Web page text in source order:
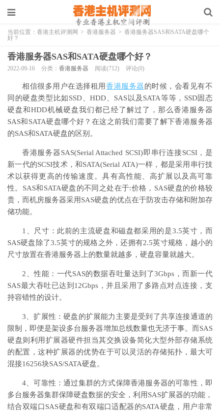
当前位置： 香港主机评测网 > 香港服务器 > 香港服务器SAS和SATA硬盘哪个
好？
香港服务器SAS和SATA硬盘哪个好？
2022-09-16 分类： 香港服务器 阅读(712) 评论(0)
相信很多用户在选择租用香港服务器的时候，会看见有不
同的硬盘类型比如SSD、HDD、SAS以及SATA等等，SSD固态
硬盘和HDD机械硬盘我们都已经了解过了，那么香港服务器
SAS和SATA硬盘哪个好？在这之前我们需要了解下香港服务器
的SAS和SATA硬盘的区别。
香港服务器SAS(Serial Attached SCSI)即串行连接SCSI，是
新一代的SCSI技术，和SATA(Serial ATA)一样，都是采用串行技
术以获得更高的传输速度。具有高性能、高扩展以及高可靠
性。SAS和SATA硬盘的不同之处在于:价格，SAS硬盘的价格较
贵，而机房服务器采用SAS硬盘的优点在于防攻击存储和附加存
储功能。
1、尺寸：此前的主流硬盘和磁盘都采用的是3.5英寸，而
SAS硬盘除了3.5英寸的规格之外，还拥有2.5英寸规格，越小的
尺寸放置在香港服务器上的数量就越多，硬盘容量就越大。
2、性能：一代SAS的数据吞吐量达到了3Gbps，而新一代
SAS最大吞吐已达到12Gbps，并且采用了多路点对点连接，支
持容错性的设计。
3、扩展性：硬盘的扩展能力主要是受到了共享连接通道的
限制，即便是架设多台服务器增加总线数量也无济于事。而SAS
硬盘则利用扩展器硬件担当其交换设备简化大型外部存储系统
的配置，这种扩展器的优势在于可以灵活的存储拓扑，最大可
混接16256块SAS/SATA硬盘。
4、可靠性：通过集群的方式保障香港服务器的可靠性，即
多台服务器集群保障硬盘数据的安全，利用SAS扩展器的功能，
结合双端口SAS硬盘和有双端口适配器的SATA硬盘，用户非常